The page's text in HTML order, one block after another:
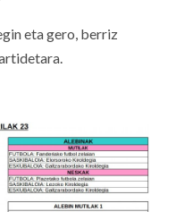
eta gero, berriz